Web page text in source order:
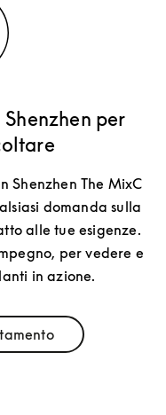
per
Shenzhen The MixC
domanda sulla
alle tue esigenze.
per vedere e
in azione.
in New Tab